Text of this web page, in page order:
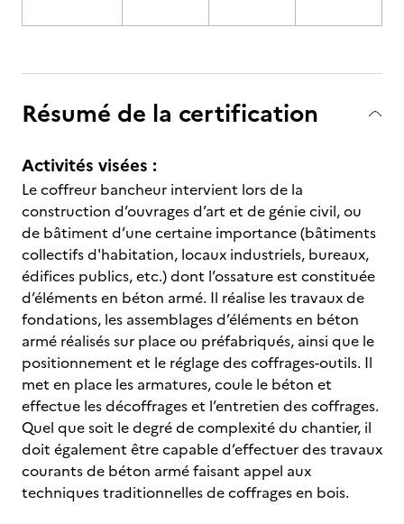
Résumé de la certification
Activités visées :
Le coffreur bancheur intervient lors de la
construction d’ouvrages d’art et de génie civil, ou
de bâtiment d’une certaine importance (bâtiments
collectifs d'habitation, locaux industriels, bureaux,
édifices publics, etc.) dont l’ossature est constituée
d’éléments en béton armé. Il réalise les travaux de
fondations, les assemblages d’éléments en béton
armé réalisés sur place ou préfabriqués, ainsi que le
positionnement et le réglage des coffrages-outils. Il
met en place les armatures, coule le béton et
effectue les décoffrages et l’entretien des coffrages.
Quel que soit le degré de complexité du chantier, il
doit également être capable d’effectuer des travaux
courants de béton armé faisant appel aux
techniques traditionnelles de coffrages en bois.